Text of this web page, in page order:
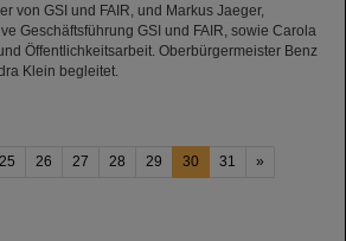
von GSI und FAIR, und Markus Jaeger,
Geschäftsführung GSI und FAIR, sowie Carola
Öffentlichkeitsarbeit. Oberbürgermeister Benz
Klein begleitet.
25 26 27 28 29 30 31 »